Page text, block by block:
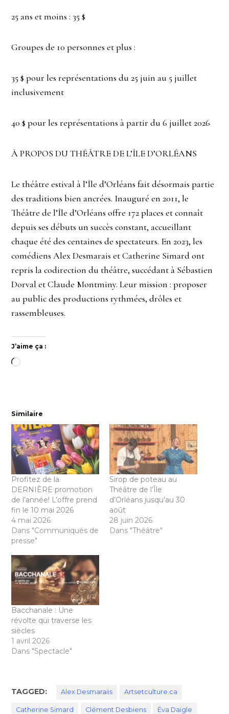
25 ans et moins : 35 $
Groupes de 10 personnes et plus :
35 $ pour les représentations du 25 juin au 5 juillet
inclusivement
40 $ pour les représentations à partir du 6 juillet 2026
À PROPOS DU THÉÂTRE DE L’ÎLE D’ORLÉANS
Le théâtre estival à l’Île d’Orléans fait désormais partie
des traditions bien ancrées. Inauguré en 2011, le
Théâtre de l’Île d’Orléans offre 172 places et connaît
depuis ses débuts un succès constant, accueillant
chaque été des centaines de spectateurs. En 2023, les
comédiens Alex Desmarais et Catherine Simard ont
repris la codirection du théâtre, succédant à Sébastien
Dorval et Claude Montminy. Leur mission : proposer
au public des productions rythmées, drôles et
rassembleuses.
J’aime ça :
Chargement…
Similaire
Profitez de la
DERNIÈRE promotion
de l’année! L’offre prend
fin le 10 mai 2026
4 mai 2026
Dans "Communiqués de
presse"
Sirop de poteau au
Théâtre de l’Île
d’Orléans jusqu’au 30
août
28 juin 2026
Dans "Théâtre"
Bacchanale : Une
révolte qui traverse les
siècles
1 avril 2026
Dans "Spectacle"
TAGGED: Alex Desmaraiis Artsetculture.ca
Catherine Simard Clément Desbiens Éva Daigle